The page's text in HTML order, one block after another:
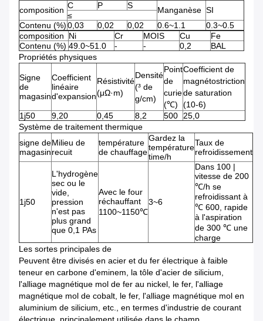
composition C P S Manganèse SI
≤
Contenu (%)0,03 0,02 0,02 0.6~1.1
0.3~0.5
composition
Ni Cr MOIS Cu
Fe
Contenu (%) 49.0~51.0 - - 0,2
BAL
Propriétés physiques
Signe
de
magasin
Coefficient
linéaire
d'expansion
Résistivité
(μΩ·m)
Densité
(³ de
g/cm)
Point
de
curie
(℃)
Coefficient de
magnétostriction
de saturation
(10-6)
1j50
9,20 0,45 8,2 500 25,0
Système de traitement thermique
signe de
magasin
Milieu de
recuit
température
de chauffage
Gardez la
température
time/h
Taux de
refroidissement
1j50
L'hydrogène
sec ou le
vide,
pression
n'est pas
plus grand
que 0,1 PAs
Avec le four
réchauffant
1100~1150℃
3~6
Dans 100 |
vitesse de 200
℃/h se
refroidissant à
℃ 600, rapide
à l'aspiration
de 300 ℃ une
charge
Les sortes principales de
Peuvent être divisés en acier et du fer électrique à faible
teneur en carbone d'eminem, la tôle d'acier de silicium,
l'alliage magnétique mol de fer au nickel, le fer, l'alliage
magnétique mol de cobalt, le fer, l'alliage magnétique mol en
aluminium de silicium, etc., en termes d'industrie de courant